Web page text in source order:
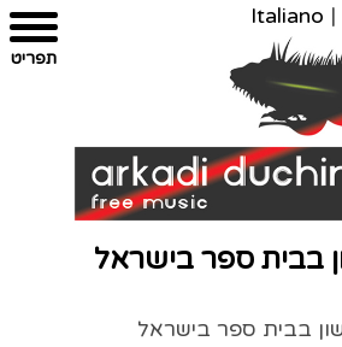
|
Italiano
בבית ספר בישראל
בבית ספר בישראל
תפריט